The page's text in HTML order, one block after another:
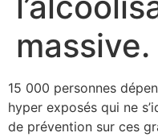
massive.
15 000 personnes
hyper exposés qui ne
de prévention sur ces